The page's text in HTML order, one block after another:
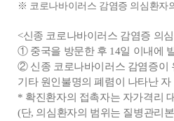
※ 코로나바이러스 감염증 의심환자
<신종 코로나바이러스 감염증 의
① 중국을 방문한 후 14일 이내에
② 신종 코로나바이러스 감염증이
기타 원인불명의 폐렴이 나타난 자
* 확진환자의 접촉자는 자가격리
(단, 의심환자의 범위는 질병관리